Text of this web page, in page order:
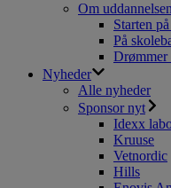
Om uddannelsen
Starten
På
Drømmer
Nyheder
Alle nyheder
Sponsor nyt
Idexx
Kruuse
Vetnordic
Hills